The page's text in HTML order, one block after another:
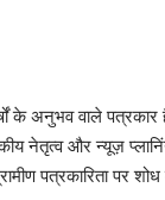
अनुभव वाले पत्रकार
नेतृत्व और न्यूज़
पत्रकारिता पर